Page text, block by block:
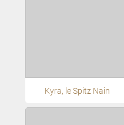
Kyra, le Spitz Nain